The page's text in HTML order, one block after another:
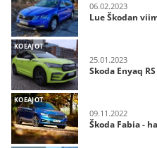
06.02.2023
Lue Škodan
KOEAJOT
25.01.2023
Skoda Enyaq
KOEAJOT
09.11.2022
Škoda Fabia -